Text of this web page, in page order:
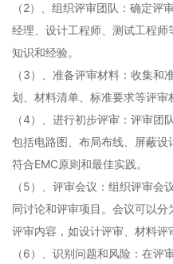
（2）、 组织评审团队：确定评
经理、设计工程师、测试工程
知识和经验。
（3）、 准备评审材料：收集和
划、材料清单、标准要求等评审
（4）、 进行初步评审：评审团
包括电路图、布局布线、屏蔽
符合EMC原则和最佳实践。
（5）、 评审会议：组织评审会
同讨论和评审项目。会议可以
评审内容，如设计评审、材料评
（6）、 识别问题和风险：在评